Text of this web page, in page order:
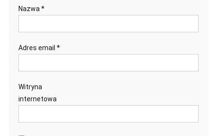
Nazwa *
Adres email *
Witryna
internetowa